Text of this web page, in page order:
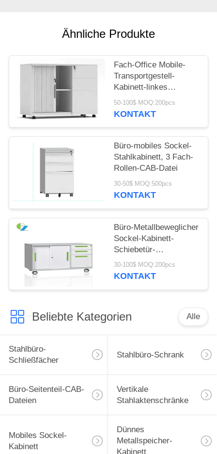
PRIVACY
Ähnliche Produkte
Fach-Office Mobile-
Transportgestell-
Kabinett-linkes
Deutscher Rehau
Tambour des Recht-3
50-100$ MOQ:200pcs
KONTAKT
Büro-mobiles Sockel-
Stahlkabinett, 3 Fach-
Rollen-CAB-Datei
30-50$ MOQ:500pcs
KONTAKT
Büro-Metallbeweglicher
Sockel-Kabinett-
Schiebetür-
zusammengebauter
Bau
30-100$ MOQ:200pcs
KONTAKT
Beliebte Kategorien Alle
Stahlbüro-
Schließfächer
Stahlbüro-Schrank
Büro-Seitenteil-CAB-
Dateien
Vertikale
Stahlaktenschränke
Mobiles Sockel-
Kabinett
Dünnes
Metallspeicher-
Kabinett